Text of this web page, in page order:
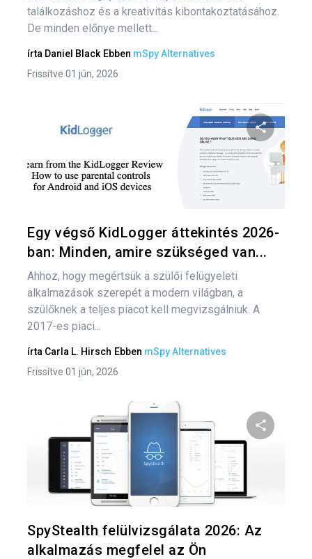
találkozáshoz és a kreativitás kibontakoztatásához.
De minden előnye mellett...
írta Daniel Black Ebben mSpy Alternatives
Frissítve 01 jún, 2026
Oszd
Egy végső KidLogger áttekintés 2026-
ban: Minden, amire szükséged van...
Ahhoz, hogy megértsük a szülői felügyeleti
alkalmazások szerepét a modern világban, a
szülőknek a teljes piacot kell megvizsgálniuk. A
2017-es piaci...
írta Carla L. Hirsch Ebben mSpy Alternatives
Frissítve 01 jún, 2026
SpyStealth felülvizsgálata 2026: Az
alkalmazás megfelel az Ön